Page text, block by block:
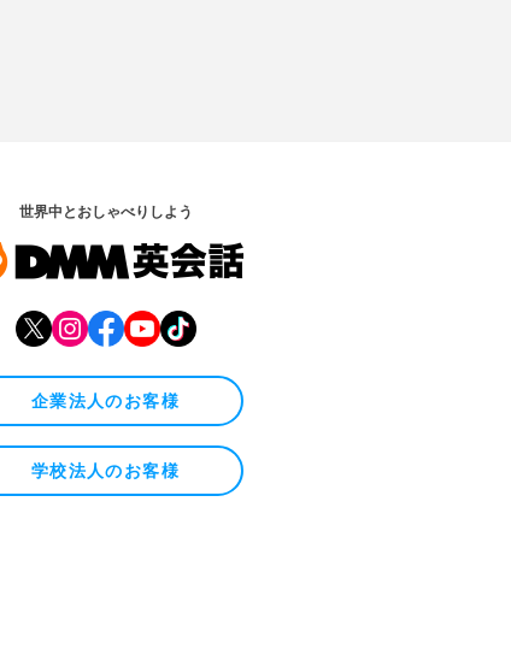
世界中とおしゃべりしよう
企業法人のお客様
学校法人のお客様